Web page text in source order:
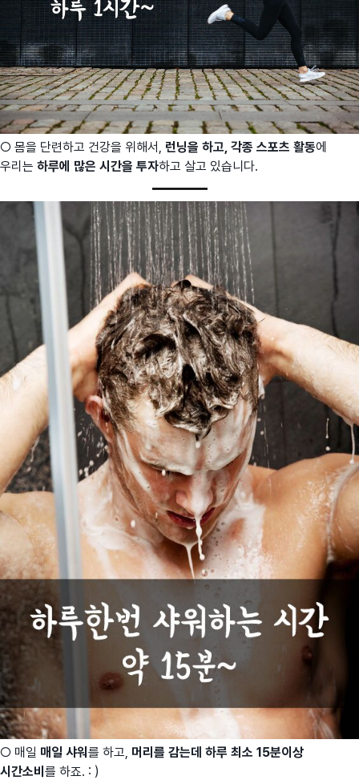
○ 몸을 단련하고 건강을 위해서, 런닝을 하고, 각종 스포츠 활동에
우리는 하루에 많은 시간을 투자하고 살고 있습니다.
○ 매일 매일 샤워 를 하고, 머리를 감는데 하루 최소 15분이상
시간소비 를 하죠. : )